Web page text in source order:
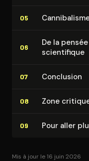
05
06
De la
scien­ti­fique
07 Conclusion
08 Zone
09 Pour aller
Mis à jour le 16 juin 2026